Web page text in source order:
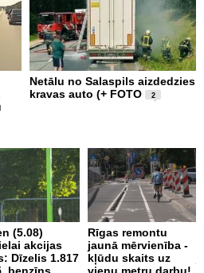
Netālu no Salaspils aizdedzies
kravas auto (+ FOTO
2
(5.08)
akcijas
Dīzelis 1.817
benzīns
Rīgas remontu
jaunā mērvienība -
kļūdu skaits uz
vienu metru darbu!